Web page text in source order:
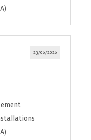
23/06/2026